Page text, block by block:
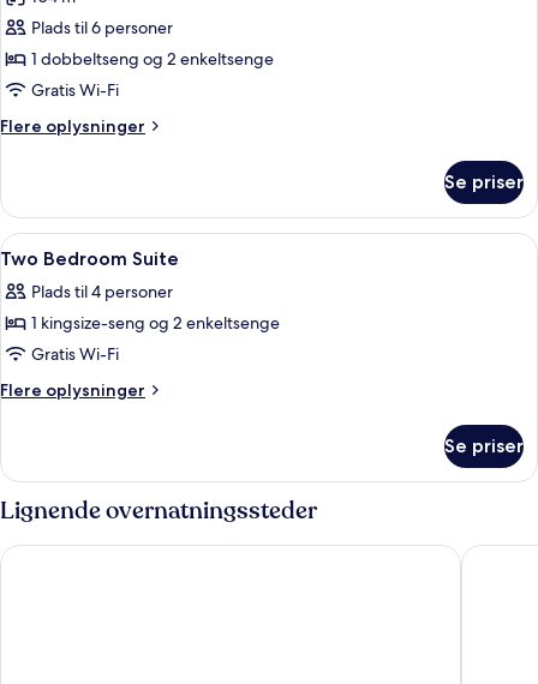
2
Bedrooms
Suite
Plads til 6 personer
1 dobbeltseng og 2 enkeltsenge
Gratis Wi-Fi
Flere oplysninger
Flere
Bedrooms
Suite
Se priser
Indlæs
alle
billeder
af
Two
Bedroom
1 soveværelse, premium-sengetøj,
12
Two Bedroom Suite
Plads til 4 personer
1 kingsize-seng og 2 enkeltsenge
Gratis Wi-Fi
Flere oplysninger
Flere
Bedroom
Se priser
Lignende overnatningssteder
The Bazaar Hotel Lumen